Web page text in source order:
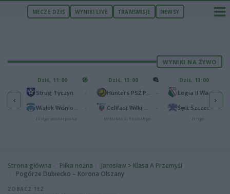
MECZE DZIŚ WYNIKI LIVE TRANSMISJE NEWSY
WYNIKI NA ŻYWO
‹
Podbeskidzie Bielsko-Biała2
2
Dziś, 11:00
Strug Tyczyn
IV liga podkarpacka
Dziś, 13:00
Metalkas 2. Ekstraliga
Dziś, 13:00
Legia II Warszawa
Świt Szczecin
II liga
›
Strona główna Piłka nożna
Jarosław > Klasa A Przemyśl
Pogórze Dubiecko – Korona Olszany
ZOBACZ TEŻ